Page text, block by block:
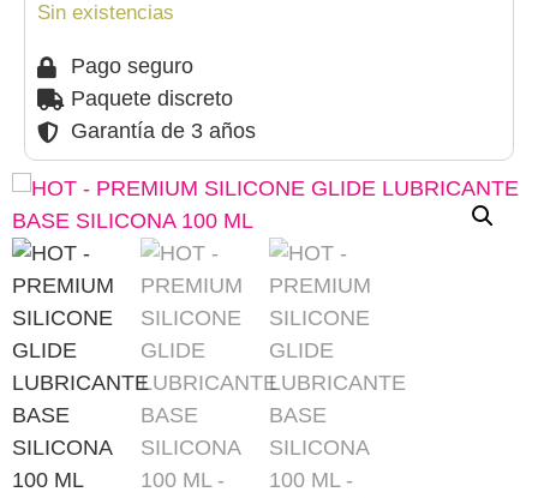
Sin existencias
Pago seguro
Paquete discreto
Garantía de 3 años